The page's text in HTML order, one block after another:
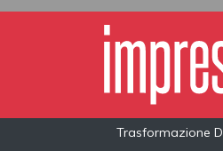
Trasformazione